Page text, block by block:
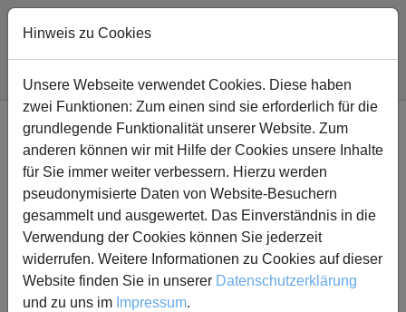
Zum Hauptinhalt springen
Sie sind hier:
Fridtjof Nansen Realschule Nachricht
Azubitag an der FNR
25.01.2025
Auszubildende von sechs verschiedenen Firmen
aus dem Kreis Unna besuchten am 22. Januar die
Schülerinnen und Schüler des 9. Jahrgang der
Hinweis zu Cookies
Unsere Webseite verwendet Cookies. Diese haben
zwei Funktionen: Zum einen sind sie erforderlich für die
grundlegende Funktionalität unserer Website. Zum
anderen können wir mit Hilfe der Cookies unsere Inhalte
für Sie immer weiter verbessern. Hierzu werden
pseudonymisierte Daten von Website-Besuchern
gesammelt und ausgewertet. Das Einverständnis in die
Verwendung der Cookies können Sie jederzeit
widerrufen. Weitere Informationen zu Cookies auf dieser
Website finden Sie in unserer Datenschutzerklärung
und zu uns im Impressum.